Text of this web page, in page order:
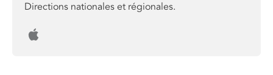
Directions nationales et régionales.